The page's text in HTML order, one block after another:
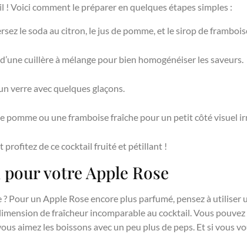
! Voici comment le préparer en quelques étapes simples :
le soda au citron, le jus de pomme, et le sirop de
cuillère à mélange pour bien homogénéiser les saveurs.
verre avec quelques glaçons.
pomme ou une framboise fraîche pour un petit côté visuel
profitez de ce cocktail fruité et pétillant !
votre Apple Rose
Pour un Apple Rose encore plus parfumé, pensez à utiliser
de fraîcheur incomparable au cocktail. Vous pouvez
aimez les boissons avec un peu plus de peps. Et si vous